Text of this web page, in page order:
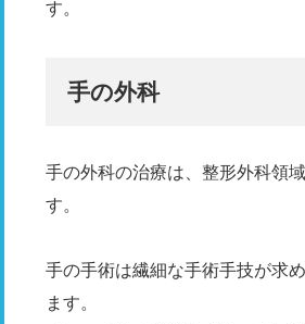
す。
手の外科
手の外科の治療は、整形外科領
す。
手の手術は繊細な手術手技が求
ます。